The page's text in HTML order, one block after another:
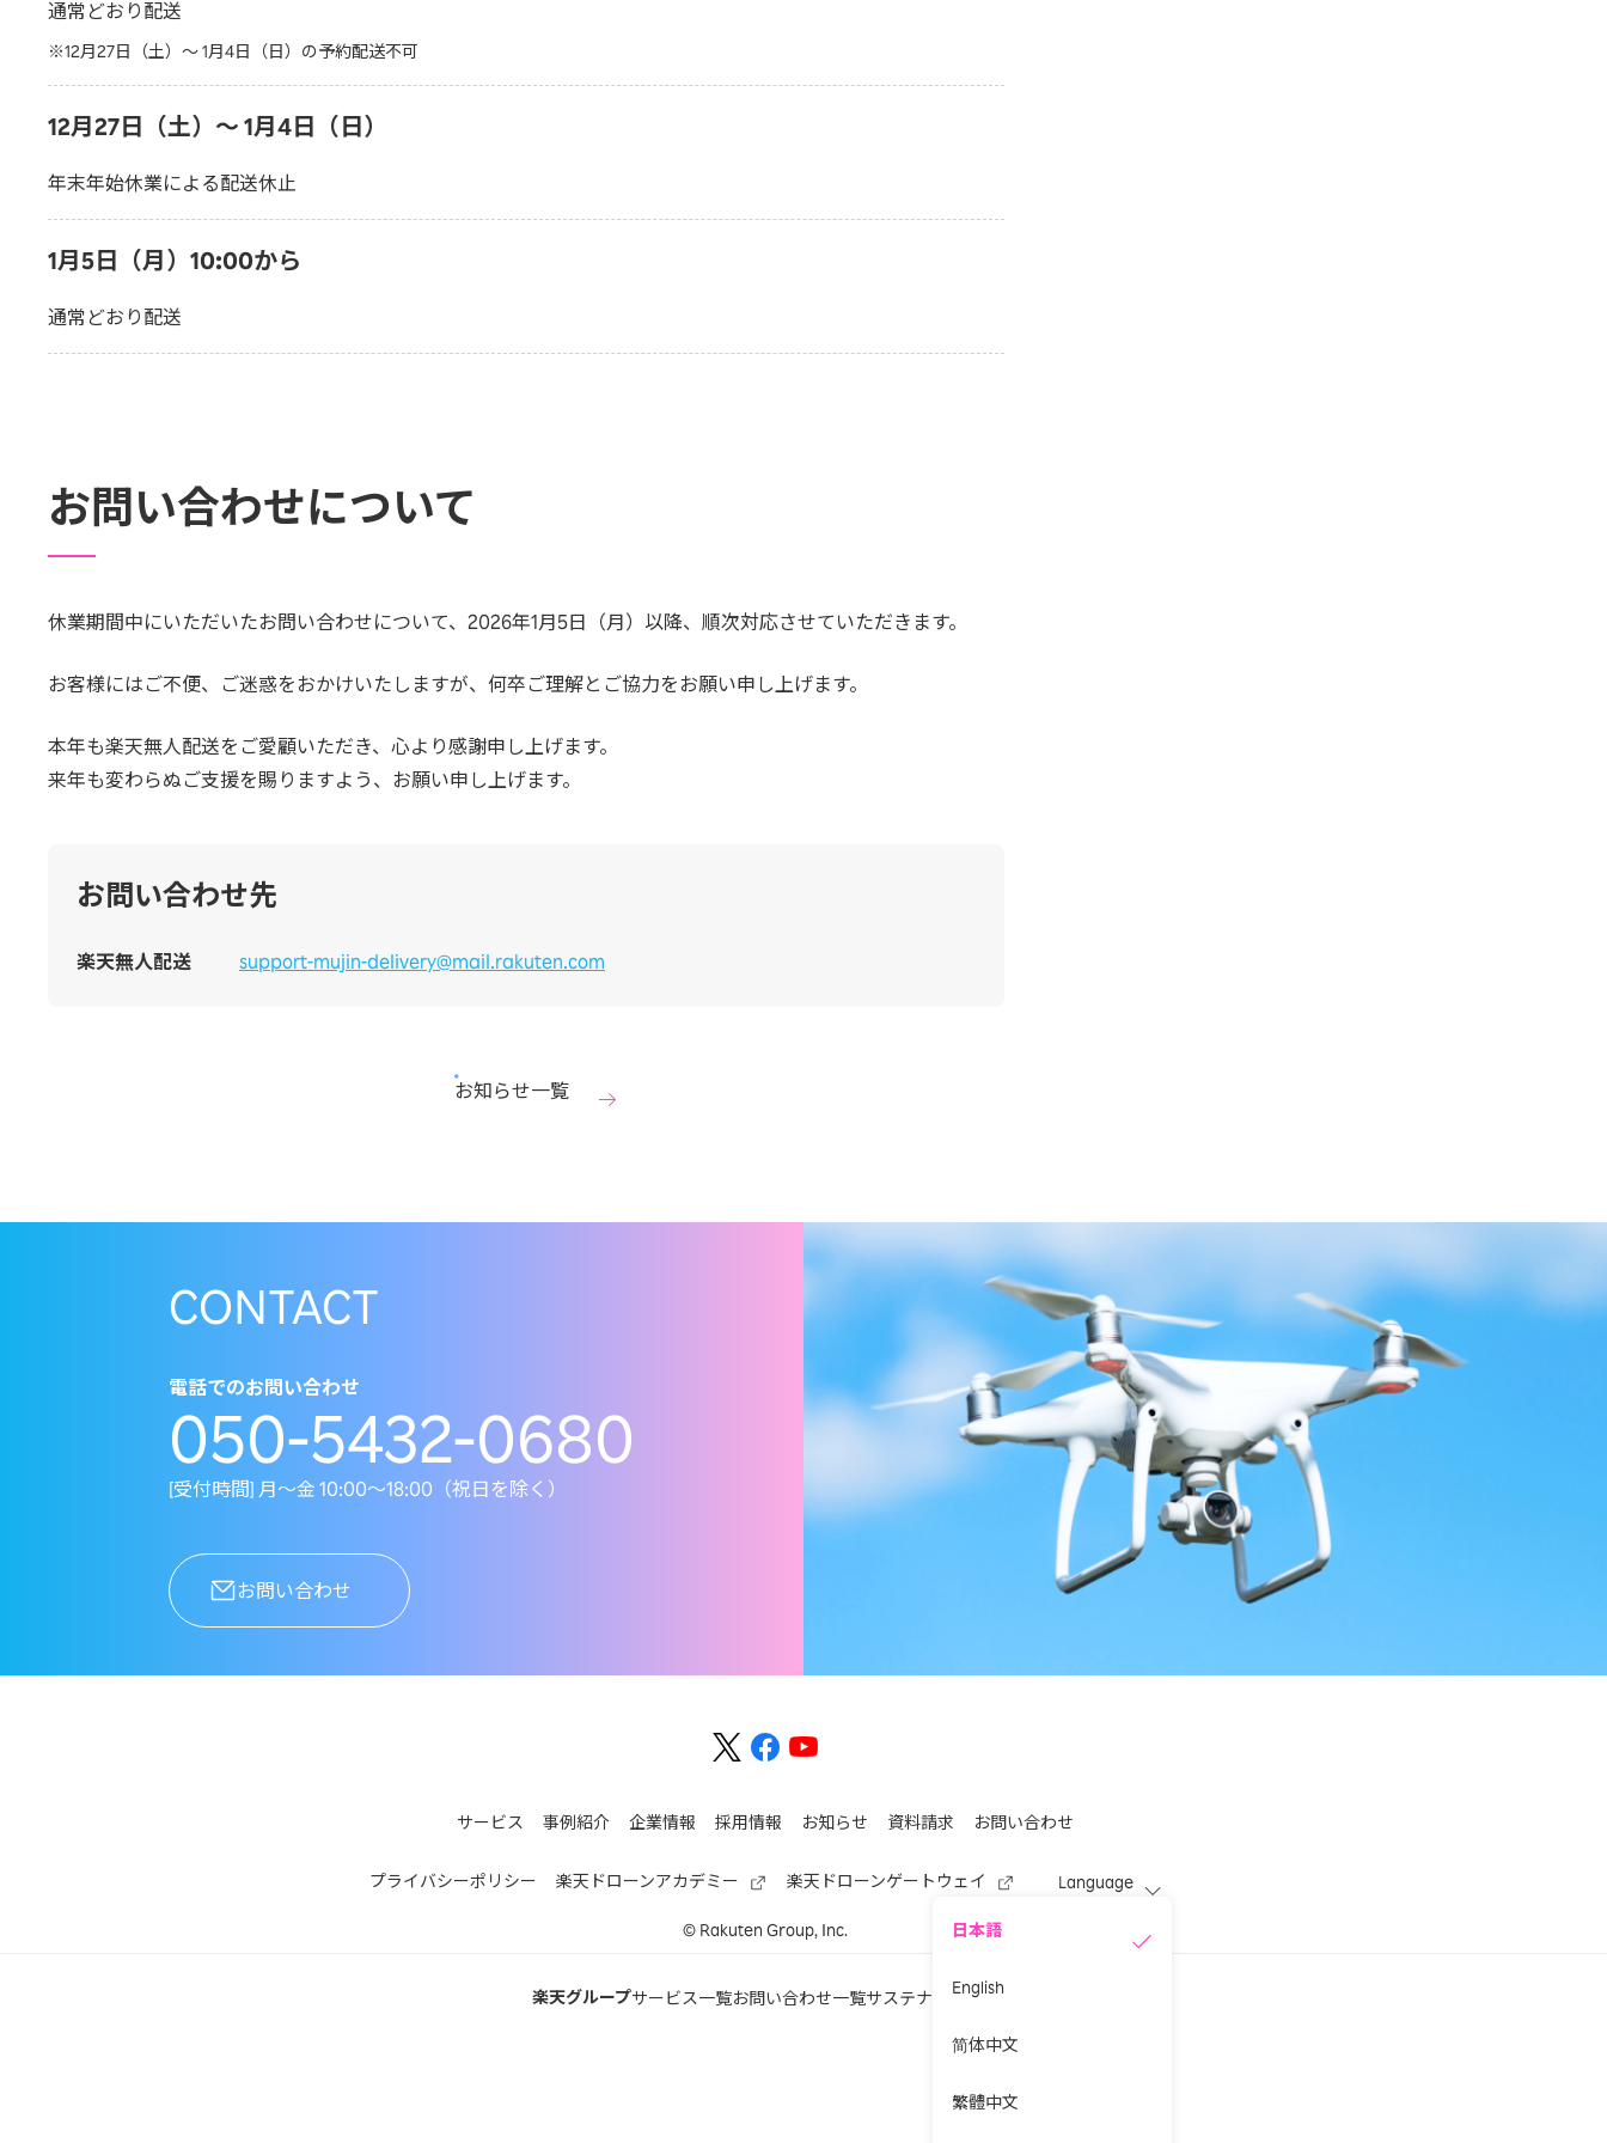
通常どおり配送
※12月27日（土）〜 1月4日（日）の予約配送不可
12月27日（土）〜 1月4日（日）
年末年始休業による配送休止
1月5日（月）10:00から
通常どおり配送
お問い合わせについて
休業期間中にいただいたお問い合わせについて、2026年1月5日（月）以降、順次対応させていただきます。
お客様にはご不便、ご迷惑をおかけいたしますが、何卒ご理解とご協力をお願い申し上げます。
本年も楽天無人配送をご愛顧いただき、心より感謝申し上げます。
来年も変わらぬご支援を賜りますよう、お願い申し上げます。
お問い合わせ先
楽天無人配送 support-mujin-delivery@mail.rakuten.com
お知らせ一覧
CONTACT
電話でのお問い合わせ
050-5432-0680
[受付時間] 月～金 10:00～18:00（祝日を除く）
お問い合わせ
サービス 事例紹介 企業情報 採用情報 お知らせ 資料請求 お問い合わせ
プライバシーポリシー 楽天ドローンアカデミー 楽天ドローンゲートウェイ Language
日本語
English
简体中文
繁體中文
© Rakuten Group, Inc.
楽天グループサービス一覧お問い合わせ一覧サステナビリティ